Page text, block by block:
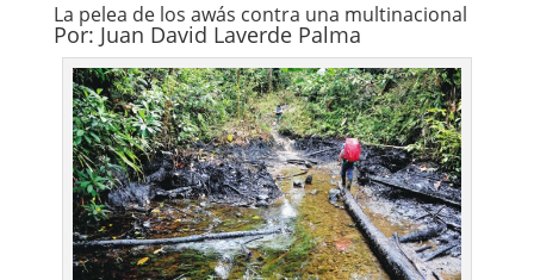
La pelea de los awás contra una multinacional
Por: Juan David Laverde Palma